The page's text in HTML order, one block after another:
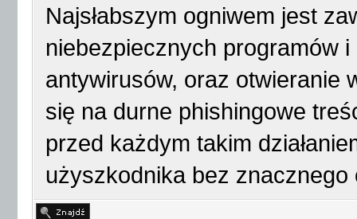
Najsłabszym ogniwem jest
niebezpiecznych programów
antywirusów, oraz otwieranie
się na durne phishingowe
przed każdym takim
użyszkodnika bez